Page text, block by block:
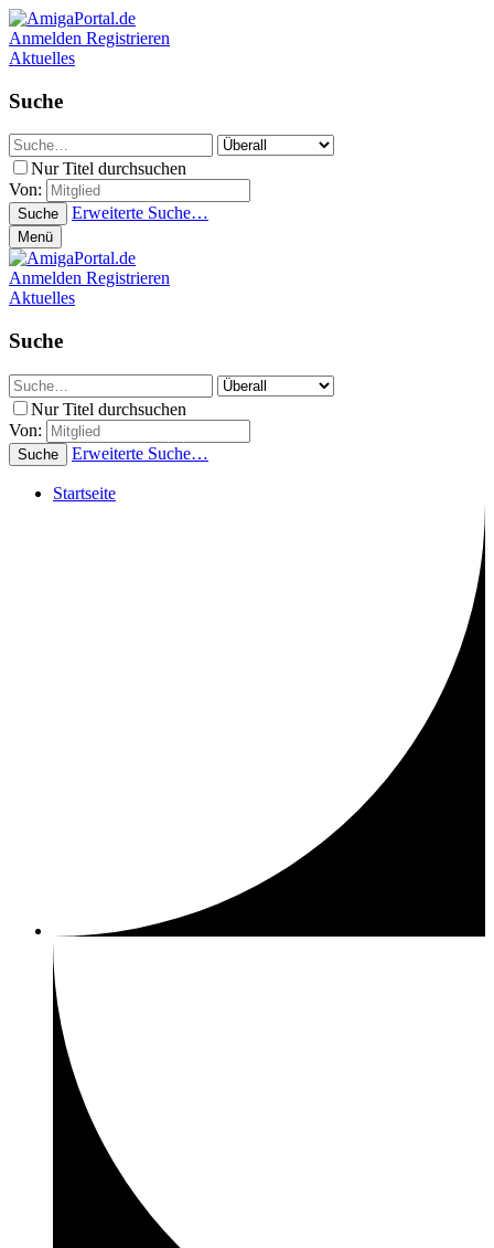
Anmelden Registrieren
Aktuelles
Suche
Nur Titel durchsuchen
Von:
Suche Erweiterte Suche…
Menü
Anmelden Registrieren
Aktuelles
Suche
Nur Titel durchsuchen
Von:
Suche Erweiterte Suche…
Startseite